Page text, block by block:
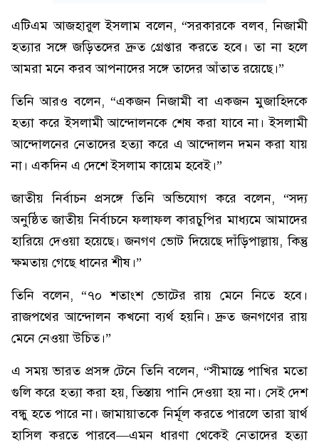
এটিএম আজহারুল ইসলাম বলেন, “সরকারকে বলব, নিজামী
হত্যার সঙ্গে জড়িতদের দ্রুত গ্রেপ্তার করতে হবে। তা না হলে
আমরা মনে করব আপনাদের সঙ্গে তাদের আঁতাত রয়েছে।”
তিনি আরও বলেন, “একজন নিজামী বা একজন মুজাহিদকে
হত্যা করে ইসলামী আন্দোলনকে শেষ করা যাবে না। ইসলামী
আন্দোলনের নেতাদের হত্যা করে এ আন্দোলন দমন করা যায়
না। একদিন এ দেশে ইসলাম কায়েম হবেই।”
জাতীয় নির্বাচন প্রসঙ্গে তিনি অভিযোগ করে বলেন, “সদ্য
অনুষ্ঠিত জাতীয় নির্বাচনে ফলাফল কারচুপির মাধ্যমে আমাদের
হারিয়ে দেওয়া হয়েছে। জনগণ ভোট দিয়েছে দাঁড়িপাল্লায়, কিন্তু
ক্ষমতায় গেছে ধানের শীষ।”
তিনি বলেন, “৭০ শতাংশ ভোটের রায় মেনে নিতে হবে।
রাজপথের আন্দোলন কখনো ব্যর্থ হয়নি। দ্রুত জনগণের রায়
মেনে নেওয়া উচিত।”
এ সময় ভারত প্রসঙ্গ টেনে তিনি বলেন, “সীমান্তে পাখির মতো
গুলি করে হত্যা করা হয়, তিস্তায় পানি দেওয়া হয় না। সেই দেশ
বন্ধু হতে পারে না। জামায়াতকে নির্মূল করতে পারলে তারা স্বার্থ
হাসিল করতে পারবে—এমন ধারণা থেকেই নেতাদের হত্যা